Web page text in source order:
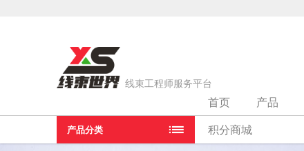
线束工程师服务平台
产品分类
首页 产品
积分商城
当前位置： 线束厂家 >郑州精益达汽车零部件有限公司